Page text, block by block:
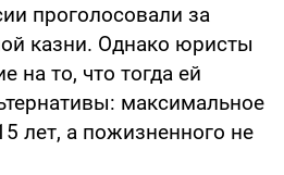
проголосовали за
казни. Однако юристы
на то, что тогда ей
максимальное
лет, а пожизненного не